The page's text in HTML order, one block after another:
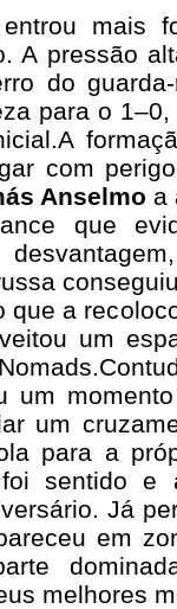
mais
A pressão
do
para o
com
Anselmo a
que
que a
um
um
um
para a
sentido e
Já
em
melhores